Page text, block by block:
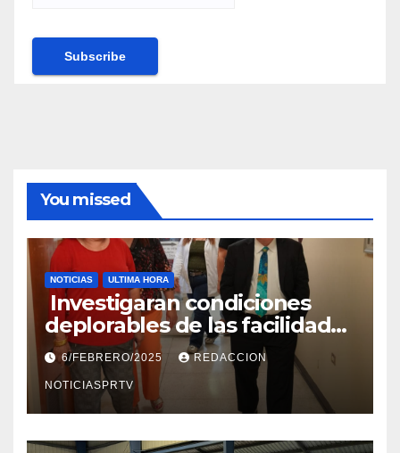
You missed
NOTICIAS ULTIMA HORA
Investigaran condiciones
deplorables de las facilidades
el Departamento de la Salud
en Mayagüez
6/FEBRERO/2025 REDACCION
NOTICIASPRTV